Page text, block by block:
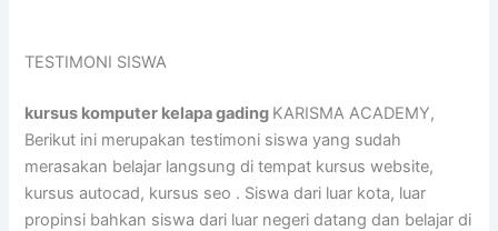
TESTIMONI SISWA
kursus komputer kelapa gading KARISMA ACADEMY,
Berikut ini merupakan testimoni siswa yang sudah
merasakan belajar langsung di tempat kursus website,
kursus autocad, kursus seo . Siswa dari luar kota, luar
propinsi bahkan siswa dari luar negeri datang dan belajar di